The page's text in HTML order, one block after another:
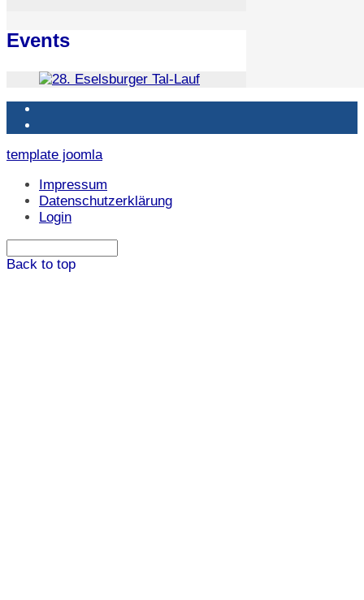
Events
template joomla
Impressum
Datenschutzerklärung
Login
Back to top